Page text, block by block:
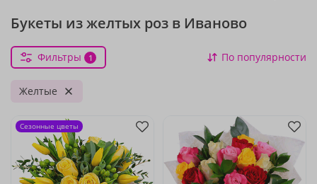
Букеты из желтых роз в Иваново
Фильтры 1 По популярности
Желтые
Сезонные цветы